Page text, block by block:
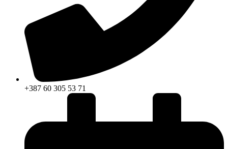
+387 60 305 53 71